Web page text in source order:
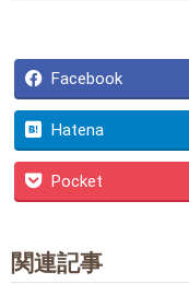
Facebook
Hatena
Pocket
関連記事